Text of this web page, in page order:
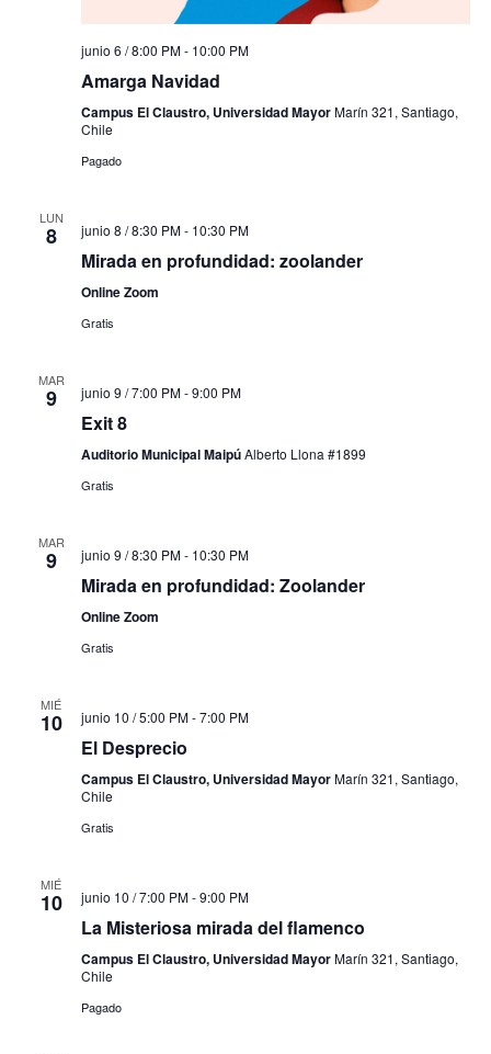
junio 6 / 8:00 PM- 10:00 PM
Amarga Navidad
Campus El Claustro, Universidad MayorMarín 321, Santiago,
Chile
Pagado
LUN
8 junio 8 / 8:30 PM- 10:30 PM
Mirada en profundidad: zoolander
Online Zoom
Gratis
MAR
9 junio 9 / 7:00 PM-9:00 PM
Exit 8
Auditorio Municipal MaipúAlberto Llona #1899
Gratis
MAR
9 junio 9 / 8:30 PM- 10:30 PM
Mirada en profundidad: Zoolander
Online Zoom
Gratis
MIÉ
10 junio 10 / 5:00 PM-7:00 PM
El Desprecio
Campus El Claustro, Universidad MayorMarín 321, Santiago,
Chile
Gratis
MIÉ
10 junio 10 / 7:00 PM-9:00 PM
La Misteriosa mirada del flamenco
Campus El Claustro, Universidad MayorMarín 321, Santiago,
Chile
Pagado